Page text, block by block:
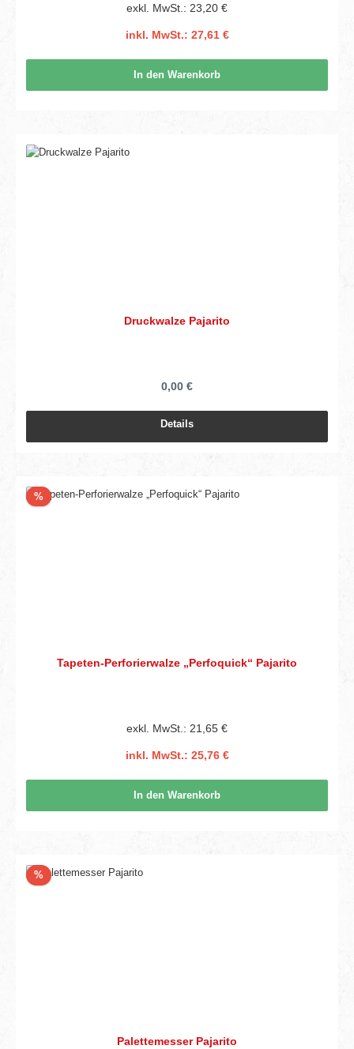
exkl. MwSt.: 23,20 €
inkl. MwSt.: 27,61 €
In den Warenkorb
Druckwalze Pajarito
0,00 €
Details
%Rabatt
Tapeten-Perforierwalze „Perfoquick“ Pajarito
exkl. MwSt.: 21,65 €
inkl. MwSt.: 25,76 €
In den Warenkorb
%Rabatt
Palettemesser Pajarito